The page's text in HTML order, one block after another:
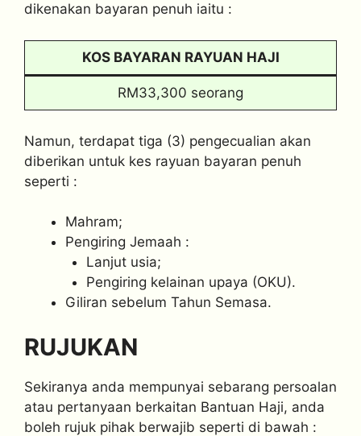
dikenakan bayaran penuh iaitu :
KOS BAYARAN RAYUAN HAJI
RM33,300 seorang
Namun, terdapat tiga (3) pengecualian akan
diberikan untuk kes rayuan bayaran penuh
seperti :
Mahram;
Pengiring Jemaah :
Lanjut usia;
Pengiring kelainan upaya (OKU).
Giliran sebelum Tahun Semasa.
RUJUKAN
Sekiranya anda mempunyai sebarang persoalan
atau pertanyaan berkaitan Bantuan Haji, anda
boleh rujuk pihak berwajib seperti di bawah :